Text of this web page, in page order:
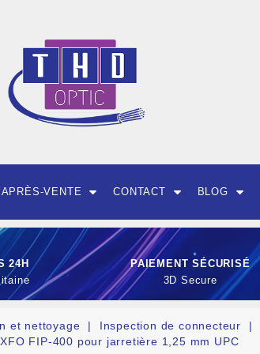
VENTE CONTACT BLOG
24H
PAIEMENT SÉCURISÉ
3D Secure
et nettoyage Inspection de connecteur
FIP-400 pour jarretière 1,25 mm UPC